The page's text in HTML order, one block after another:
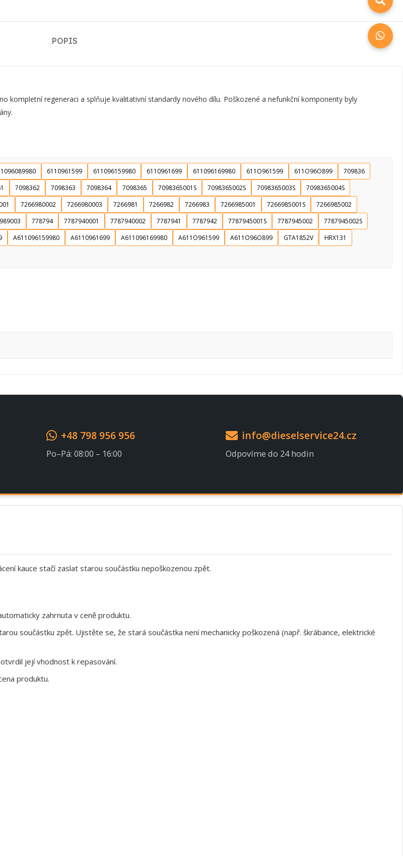
POPIS
kompletní regeneraci a splňuje kvalitativní standardy nového dílu. Poškozené a nefunkční komponenty byly
6110961599 611096159980 6110961699 611096169980 611O961599 611O96O899
709836
7098362 7098363 7098364 7098365 7098365001S 7098365002S 7098365003S
7098365004S
7266980002 7266980003 7266981 7266982 7266983 7266985001 7266985001S
7266985002
778794 7787940001 7787940002 7787941 7787942 7787945001S 7787945002
7787945002S
A611096159980 A6110961699 A611096169980 A611O961599 A611O96O899 GTA1852V
HRX131
+48 798 956 956
Po–Pá: 08:00 – 16:00
info@dieselservice24.cz
Odpovíme do 24 hodin
kauce stačí zaslat starou součástku nepoškozenou zpět.
zahrnuta v ceně produktu.
součástku zpět. Ujistěte se, že stará součástka není mechanicky poškozená (např. škrábance, elektrické
její vhodnost k repasování.
produktu.
s GDPR